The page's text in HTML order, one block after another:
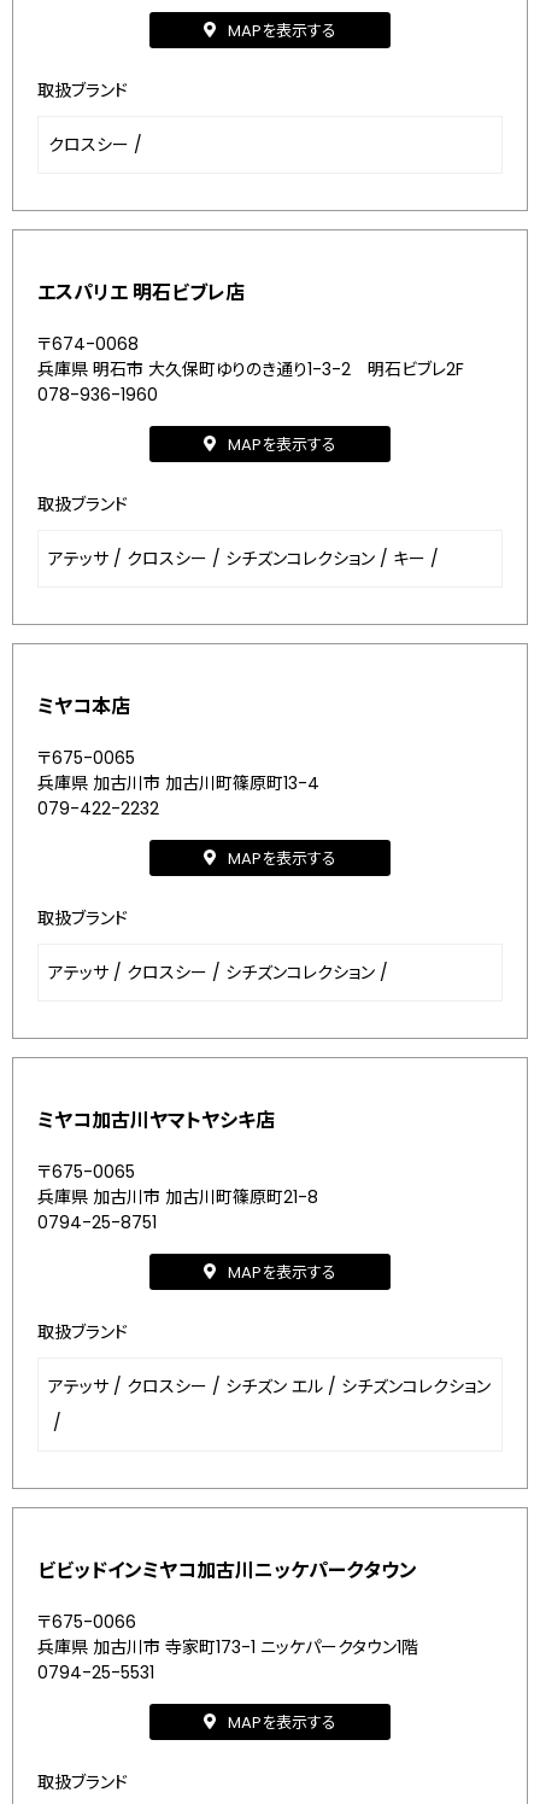
MAPを表示する
取扱ブランド
クロスシー /
エスパリエ 明石ビブレ店
〒674-0068
兵庫県 明石市 大久保町ゆりのき通り1-3-2 明石ビブレ2F
078-936-1960
MAPを表示する
取扱ブランド
アテッサ / クロスシー / シチズンコレクション / キー /
ミヤコ本店
〒675-0065
兵庫県 加古川市 加古川町篠原町13-4
079-422-2232
MAPを表示する
取扱ブランド
アテッサ / クロスシー / シチズンコレクション /
ミヤコ加古川ヤマトヤシキ店
〒675-0065
兵庫県 加古川市 加古川町篠原町21-8
0794-25-8751
MAPを表示する
取扱ブランド
アテッサ / クロスシー / シチズン エル / シチズンコレクション
/
ビビッドインミヤコ加古川ニッケパークタウン
〒675-0066
兵庫県 加古川市 寺家町173-1 ニッケパークタウン1階
0794-25-5531
MAPを表示する
取扱ブランド